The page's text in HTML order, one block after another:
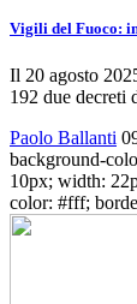
Vigili del Fuoco:
Il 20 agosto
192 due decreti
Paolo Ballanti
background-
10px; width:
color: #fff;